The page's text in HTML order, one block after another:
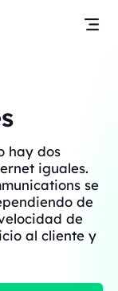
hay dos
iguales.
se
de
de
al cliente y